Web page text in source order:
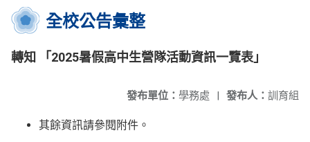
全校公告彙整
轉知 「2025暑假高中生營隊活動資訊一覽表」
發布人： 訓育組
發布單位： 學務處 |
其餘資訊請參閱附件。